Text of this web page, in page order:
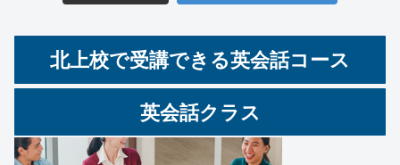
北上校で受講できる英会話コース
英会話クラス